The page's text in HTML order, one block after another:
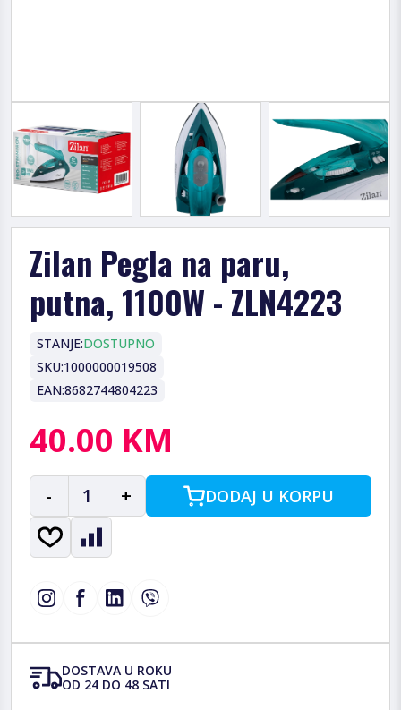
Zilan Pegla na paru,
putna, 1100W - ZLN4223
STANJE:DOSTUPNO
SKU:1000000019508
EAN:8682744804223
40.00 KM
- 1 + DODAJ U KORPU
DOSTAVA U ROKU
OD 24 DO 48 SATI